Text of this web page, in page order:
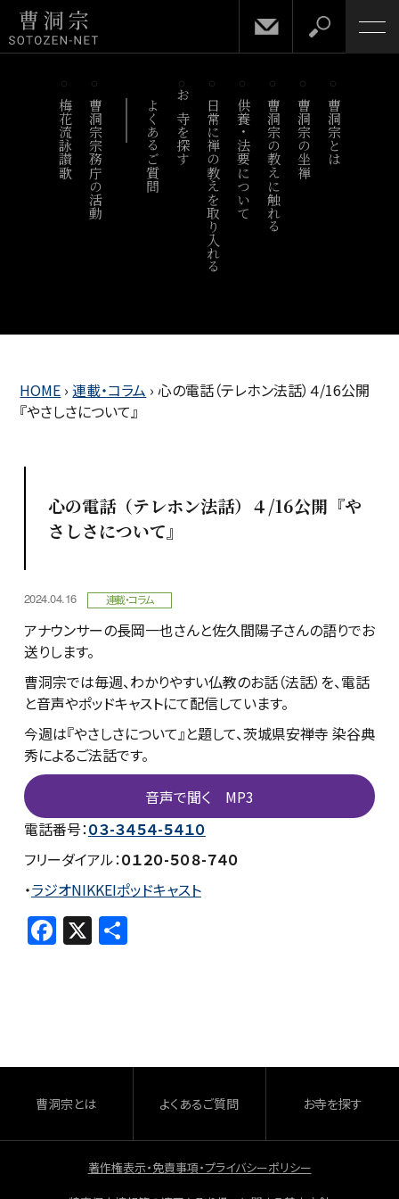
梅花流詠讃歌 曹洞宗宗務庁の活動 よくあるご質問 お寺を探す 日常に禅の教えを取り入れる供養・法要について曹洞宗の教えに触れる 曹洞宗の坐禅 曹洞宗とは
HOME › 連載・コラム › 心の電話（テレホン法話）４/16公開
『やさしさについて』
心の電話（テレホン法話）４/16公開『や
さしさについて』
2024.04.16 連載・コラム
アナウンサーの長岡一也さんと佐久間陽子さんの語りでお
送りします。
曹洞宗では毎週、わかりやすい仏教のお話（法話）を、電話
と音声やポッドキャストにて配信しています。
今週は『やさしさについて』と題して、茨城県安禅寺 染谷典
秀によるご法話です。
音声で聞く MP3
電話番号：０３-３４５４-５４１０
フリーダイアル：０１２０-５０８-７４０
・ラジオNIKKEIポッドキャスト
F
a
o
o
k
X 共
曹洞宗とは よくあるご質問 お寺を探す
著作権表示・免責事項・プライバシーポリシー